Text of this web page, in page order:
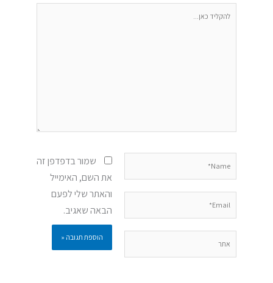
להקליד
שמור בדפדפן זה
את השם, האימייל
והאתר שלי לפעם
הבאה שאגיב.